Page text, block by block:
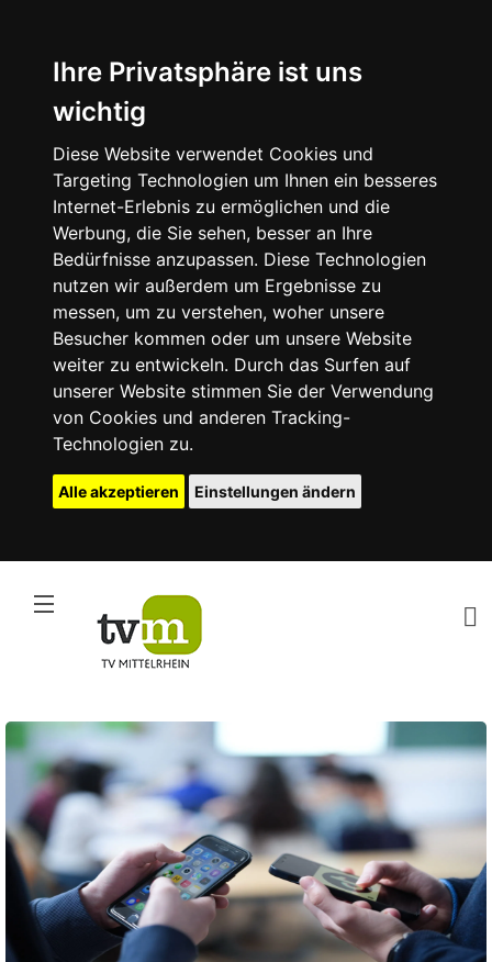
Ihre Privatsphäre ist uns
wichtig
Diese Website verwendet Cookies und
Targeting Technologien um Ihnen ein besseres
Internet-Erlebnis zu ermöglichen und die
Werbung, die Sie sehen, besser an Ihre
Bedürfnisse anzupassen. Diese Technologien
nutzen wir außerdem um Ergebnisse zu
messen, um zu verstehen, woher unsere
Besucher kommen oder um unsere Website
weiter zu entwickeln. Durch das Surfen auf
unserer Website stimmen Sie der Verwendung
von Cookies und anderen Tracking-
Technologien zu.
Alle akzeptieren Einstellungen ändern